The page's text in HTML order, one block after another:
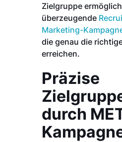
Zielgruppe
überzeugende
Marketing-
die genau die
erreichen.
Präzise
durch